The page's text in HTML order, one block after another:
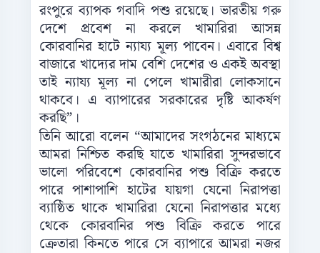
রংপুরে ব্যাপক গবাদি পশু রয়েছে। ভারতীয় গরু
দেশে প্রবেশ না করলে খামারিরা আসন্ন
কোরবানির হাটে ন্যায্য মূল্য পাবেন। এবারে বিশ্ব
বাজারে খাদ্যের দাম বেশি দেশের ও একই অবস্থা
তাই ন্যায্য মূল্য না পেলে খামারীরা লোকসানে
থাকবে। এ ব্যাপারের সরকারের দৃষ্টি আকর্ষণ
করছি”।
তিনি আরো বলেন “আমাদের সংগঠনের মাধ্যমে
আমরা নিশ্চিত করছি যাতে খামারিরা সুন্দরভাবে
ভালো পরিবেশে কোরবানির পশু বিক্রি করতে
পারে পাশাপাশি হাটের যায়গা যেনো নিরাপত্তা
ব্যাষ্ঠিত থাকে খামারিরা যেনো নিরাপত্তার মধ্যে
থেকে কোরবানির পশু বিক্রি করতে পারে
ক্রেতারা কিনতে পারে সে ব্যাপারে আমরা নজর